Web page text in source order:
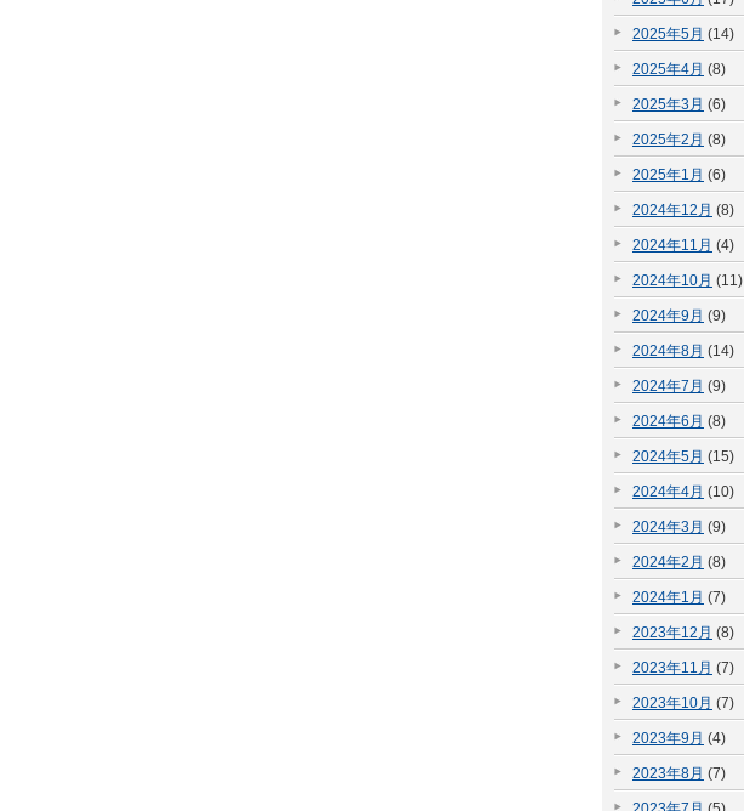
2025年5月 (14)
2025年4月 (8)
2025年3月 (6)
2025年2月 (8)
2025年1月 (6)
2024年12月 (8)
2024年11月 (4)
2024年10月 (11)
2024年9月 (9)
2024年8月 (14)
2024年7月 (9)
2024年6月 (8)
2024年5月 (15)
2024年4月 (10)
2024年3月 (9)
2024年2月 (8)
2024年1月 (7)
2023年12月 (8)
2023年11月 (7)
2023年10月 (7)
2023年9月 (4)
2023年8月 (7)